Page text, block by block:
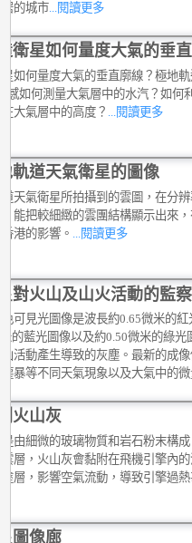
的城市...閱讀更多
衛星如何量度大氣的垂
如何量度大氣的垂直廓線？極地
感如何測量大氣層中的水汽？如何
大氣層中的高度？
...閱讀更多
軌道天氣衛星的圖像
天氣衛星所拍攝到的雲圖，在分
能把較細緻的雲團結構顯示出來
港的影響。 ...閱讀更多
對火山及山火活動的監察
可見光圖像是波長約0.65微米的
的藍光圖像以及約0.50微米的綠
活動產生導致的灰塵。最新的成
暴等不同天氣現象以及大氣中的微
火山灰
由細微的玻璃物質和岩石粉末構
層，火山灰會黏附在飛機引擎內
層，影響空氣流動，導致引擎過熱
圖像廊